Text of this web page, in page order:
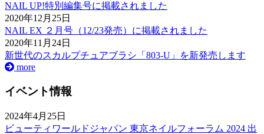
NAIL UP!特別編集号に掲載されました
2020年12月25日
NAIL EX ２月号（12/23発売）に掲載されました
2020年11月24日
新世代のスカルプチュアブラシ「803-U」を新発売します
more
イベント情報
2024年4月25日
ビューティワールドジャパン 東京ネイルフォーラム 2024 出